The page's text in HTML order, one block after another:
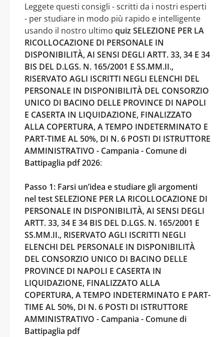
Leggete questi consigli - scritti da i nostri esperti
- per studiare in modo più rapido e intelligente
usando il nostro ultimo quiz SELEZIONE PER LA
RICOLLOCAZIONE DI PERSONALE IN
DISPONIBILITÀ, AI SENSI DEGLI ARTT. 33, 34 E 34
BIS DEL D.LGS. N. 165/2001 E SS.MM.II.,
RISERVATO AGLI ISCRITTI NEGLI ELENCHI DEL
PERSONALE IN DISPONIBILITÀ DEL CONSORZIO
UNICO DI BACINO DELLE PROVINCE DI NAPOLI
E CASERTA IN LIQUIDAZIONE, FINALIZZATO
ALLA COPERTURA, A TEMPO INDETERMINATO E
PART-TIME AL 50%, DI N. 6 POSTI DI ISTRUTTORE
AMMINISTRATIVO - Campania - Comune di
Battipaglia pdf 2026:
Passo 1: Farsi un’idea e studiare gli argomenti
nel test SELEZIONE PER LA RICOLLOCAZIONE DI
PERSONALE IN DISPONIBILITÀ, AI SENSI DEGLI
ARTT. 33, 34 E 34 BIS DEL D.LGS. N. 165/2001 E
SS.MM.II., RISERVATO AGLI ISCRITTI NEGLI
ELENCHI DEL PERSONALE IN DISPONIBILITÀ
DEL CONSORZIO UNICO DI BACINO DELLE
PROVINCE DI NAPOLI E CASERTA IN
LIQUIDAZIONE, FINALIZZATO ALLA
COPERTURA, A TEMPO INDETERMINATO E PART-
TIME AL 50%, DI N. 6 POSTI DI ISTRUTTORE
AMMINISTRATIVO - Campania - Comune di
Battipaglia pdf